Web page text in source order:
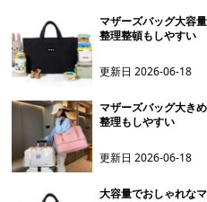
マザーズバッグ大容
整理整頓もしやすい
更新日2026-06-18
マザーズバッグ大き
整理もしやすい
更新日2026-06-18
大容量でおしゃれな